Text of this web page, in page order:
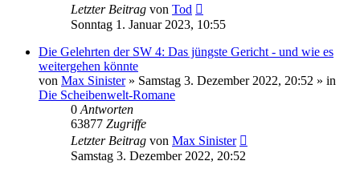
Letzter Beitrag von Tod
Sonntag 1. Januar 2023, 10:55
Die Gelehrten der SW 4: Das jüngste Gericht - und wie es
weitergehen könnte
von Max Sinister» Samstag 3. Dezember 2022, 20:52 » in
Die Scheibenwelt-Romane
0 Antworten
63877 Zugriffe
Letzter Beitrag von Max Sinister
Samstag 3. Dezember 2022, 20:52